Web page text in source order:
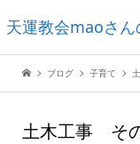
天運教会maoさ
ブン
ブログ 子育て
土木工事 そ